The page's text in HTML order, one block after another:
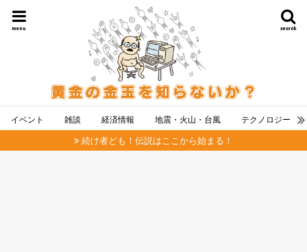
search
menu
イベント 雑談 経済情報 地震・火山・台風 テクノロジー
続け者ども！伝説はここから始まる！